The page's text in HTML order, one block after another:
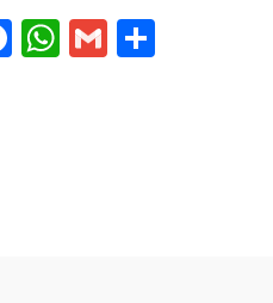
Facebook
WhatsApp
GmailShare